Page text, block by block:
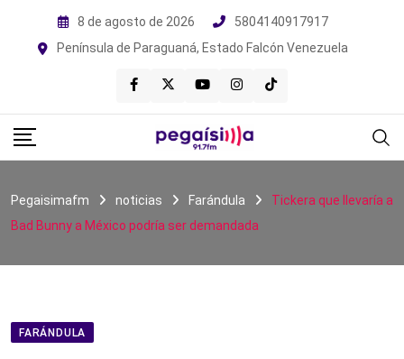
8 de agosto de 2026
5804140917917
Península de Paraguaná, Estado Falcón Venezuela
Pegaisimafm noticias Farándula
Tickera que llevaría a
Bad Bunny a México podría ser demandada
FARÁNDULA